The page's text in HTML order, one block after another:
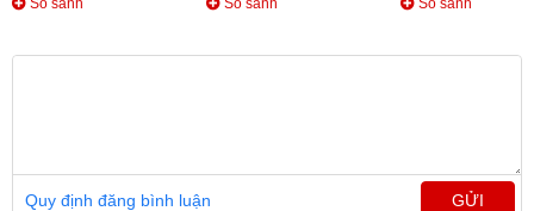
Quy định đăng bình luận GỬI